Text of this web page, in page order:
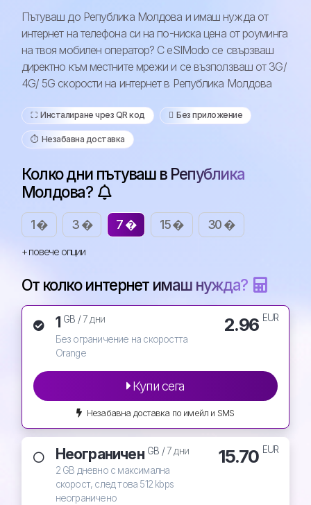
Пътуваш до Република Молдова и имаш нужда от
интернет на телефона си на по-ниска цена от роуминга
на твоя мобилен оператор? С eSIModo се свързваш
директно към местните мрежи и се възползваш от 3G/
4G/ 5G скорости на интернет в Република Молдова
⛶️️ Инсталиране чрез QR код ️ Без приложение
⏱️️ Незабавна доставка
Колко дни пътуваш в Република
Молдова?
1 � 3 � 7 � 15 � 30 �
+ повече опции
От колко интернет имаш нужда?
1 GB /7 дни
Без ограничение на скоростта
Orange
2.96 EUR
Купи сега
Незабавна доставка по имейл и SMS
Неограничен GB /7 дни
2 GB дневно с максимална
скорост, след това 512 kbps
неограничено
15.70 EUR